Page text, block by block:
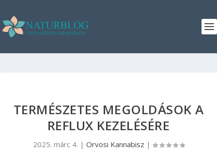
TERMÉSZETES MEGOLDÁSOK A
REFLUX KEZELÉSÉRE
2025. márc 4. | Orvosi Kannabisz |